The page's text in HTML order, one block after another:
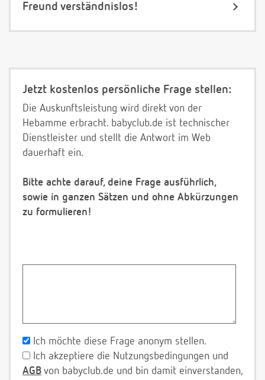
Freund verständnislos!
Jetzt kostenlos persönliche Frage stellen:
Die Auskunftsleistung wird direkt von der
Hebamme erbracht. babyclub.de ist technischer
Dienstleister und stellt die Antwort im Web
dauerhaft ein.
Bitte achte darauf, deine Frage ausführlich,
sowie in ganzen Sätzen und ohne Abkürzungen
zu formulieren!
Ich möchte diese Frage anonym stellen.
Ich akzeptiere die Nutzungsbedingungen und
AGB von babyclub.de und bin damit einverstanden,